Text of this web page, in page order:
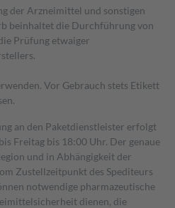
der Arzneimittel und sonstigen
beinhaltet die Durchführung von
Prüfung etwaiger
Vor Gebrauch stets Etikett
an den Paketdienstleister erfolgt
Freitag bis 18:00 Uhr. Der genaue
und in Abhängigkeit der
Zustellzeitpunkt des Spediteurs
notwendige pharmazeutische
dienen, die